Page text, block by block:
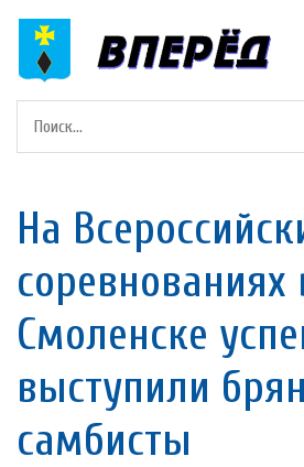
На
соревнованиях
Смоленске
выступили
самбисты